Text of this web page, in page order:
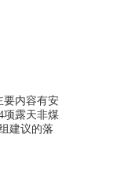
要内容有安
项露天非煤
建议的落